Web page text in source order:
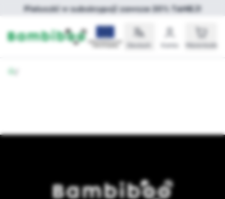
Pieluszki w subskrypcji zawsze 20% TANIEJ!
Deutsch Konto Warenkorb
/